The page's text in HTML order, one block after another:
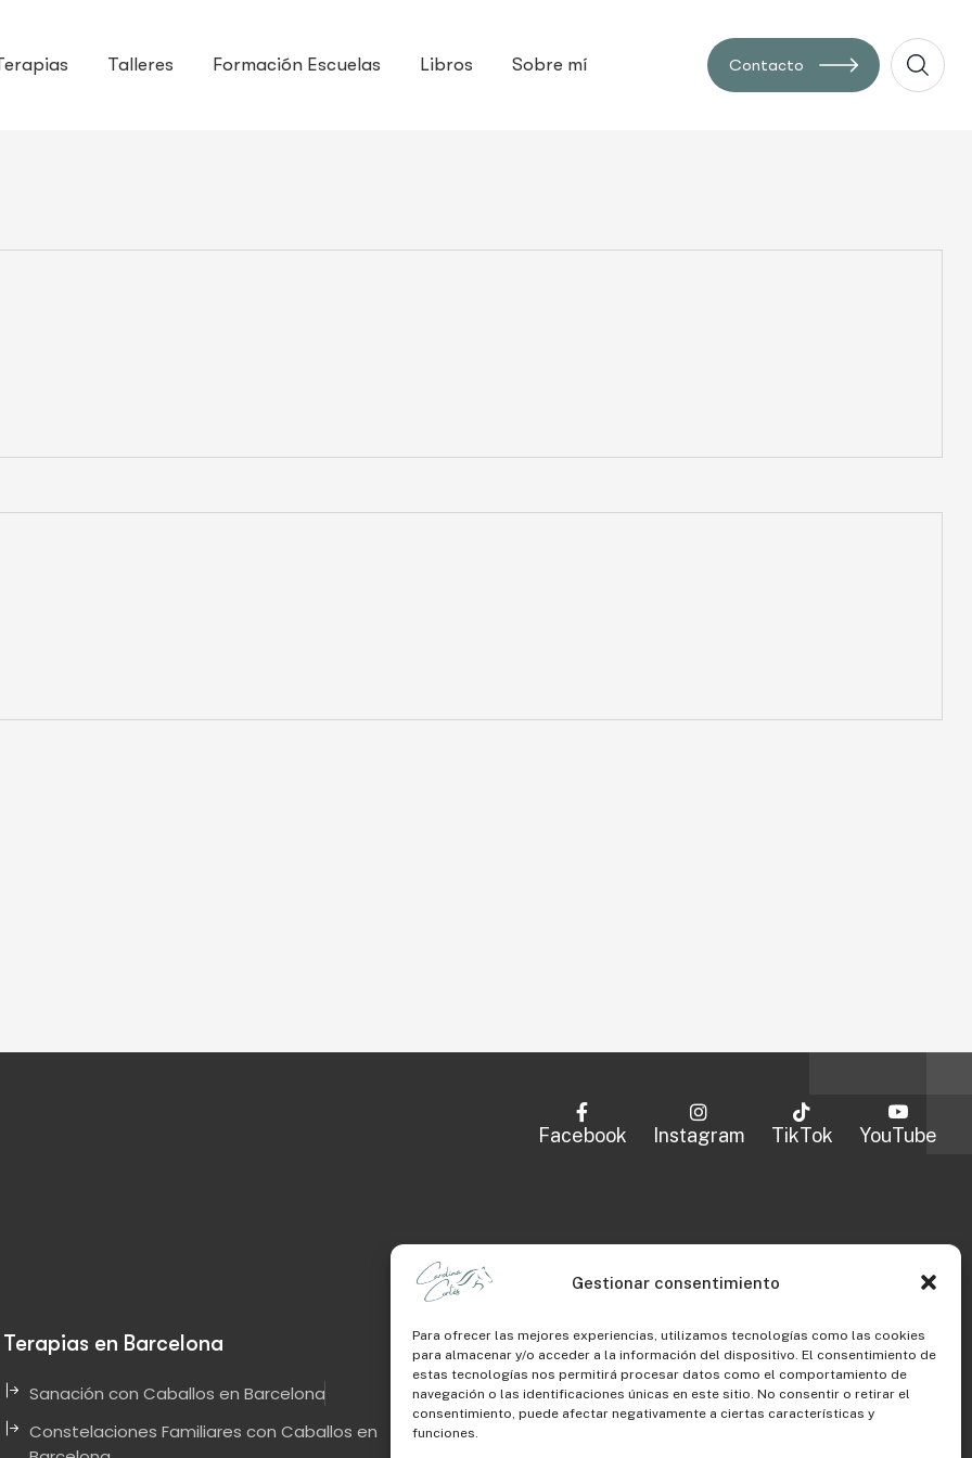
Gestionar consentimiento
Para ofrecer las mejores experiencias, utilizamos tecnologías como las cookies
para almacenar y/o acceder a la información del dispositivo. El consentimiento de
estas tecnologías nos permitirá procesar datos como el comportamiento de
navegación o las identificaciones únicas en este sitio. No consentir o retirar el
consentimiento, puede afectar negativamente a ciertas características y
funciones.
Talleres Formación Escuelas Libros Sobre mí Contacto
Facebook Instagram TikTok YouTube
Terapias en Barcelona
Sanación con Caballos en Barcelona
Constelaciones Familiares con Caballos en
Formación para escuelas
Gestión Emocional